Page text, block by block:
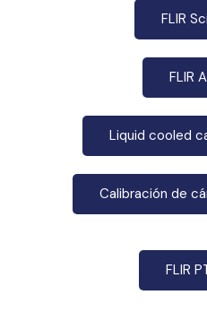
FLIR
FLIR
Liquid cooled
Calibración de
FLIR